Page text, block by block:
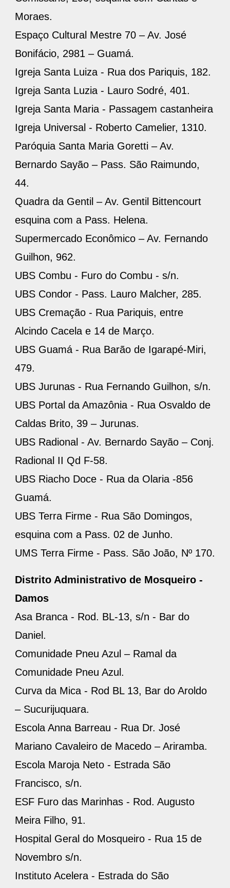
Moraes.
Espaço Cultural Mestre 70 – Av. José
Bonifácio, 2981 – Guamá.
Igreja Santa Luiza - Rua dos Pariquis, 182.
Igreja Santa Luzia - Lauro Sodré, 401.
Igreja Santa Maria - Passagem castanheira
Igreja Universal - Roberto Camelier, 1310.
Paróquia Santa Maria Goretti – Av.
Bernardo Sayão – Pass. São Raimundo,
44.
Quadra da Gentil – Av. Gentil Bittencourt
esquina com a Pass. Helena.
Supermercado Econômico – Av. Fernando
Guilhon, 962.
UBS Combu - Furo do Combu - s/n.
UBS Condor - Pass. Lauro Malcher, 285.
UBS Cremação - Rua Pariquis, entre
Alcindo Cacela e 14 de Março.
UBS Guamá - Rua Barão de Igarapé-Miri,
479.
UBS Jurunas - Rua Fernando Guilhon, s/n.
UBS Portal da Amazônia - Rua Osvaldo de
Caldas Brito, 39 – Jurunas.
UBS Radional - Av. Bernardo Sayão – Conj.
Radional II Qd F-58.
UBS Riacho Doce - Rua da Olaria -856
Guamá.
UBS Terra Firme - Rua São Domingos,
esquina com a Pass. 02 de Junho.
UMS Terra Firme - Pass. São João, Nº 170.
Distrito Administrativo de Mosqueiro -
Damos
Asa Branca - Rod. BL-13, s/n - Bar do
Daniel.
Comunidade Pneu Azul – Ramal da
Comunidade Pneu Azul.
Curva da Mica - Rod BL 13, Bar do Aroldo
– Sucurijuquara.
Escola Anna Barreau - Rua Dr. José
Mariano Cavaleiro de Macedo – Ariramba.
Escola Maroja Neto - Estrada São
Francisco, s/n.
ESF Furo das Marinhas - Rod. Augusto
Meira Filho, 91.
Hospital Geral do Mosqueiro - Rua 15 de
Novembro s/n.
Instituto Acelera - Estrada do São